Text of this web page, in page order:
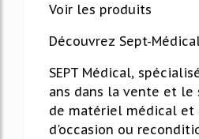
Voir les produits
Découvrez Sept-
SEPT Médical,
ans dans la vente et le
de matériel médical et
d'occasion ou